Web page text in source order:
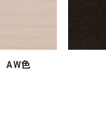
色